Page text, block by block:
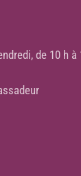
de 10 h à